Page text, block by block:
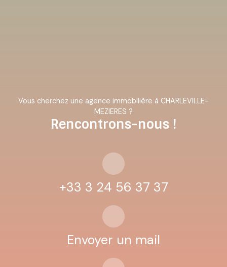
Vous cherchez une agence immobilière à CHARLEVILLE-
MEZIERES ?
Rencontrons-nous !
+33 3 24 56 37 37
Envoyer un mail